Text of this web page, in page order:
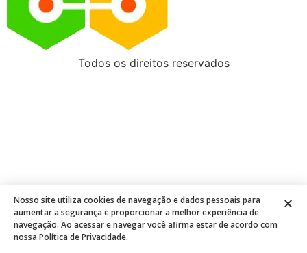
Todos os direitos reservados
Nosso site utiliza cookies de navegação e dados pessoais para
aumentar a segurança e proporcionar a melhor experiência de
navegação. Ao acessar e navegar você afirma estar de acordo com
nossa Política de Privacidade.